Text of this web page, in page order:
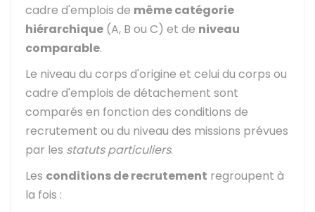
cadre d'emplois de même catégorie
hiérarchique (A, B ou C) et de niveau
comparable.
Le niveau du corps d'origine et celui du corps ou
cadre d'emplois de détachement sont
comparés en fonction des conditions de
recrutement ou du niveau des missions prévues
par les statuts particuliers.
Les conditions de recrutement regroupent à
la fois :